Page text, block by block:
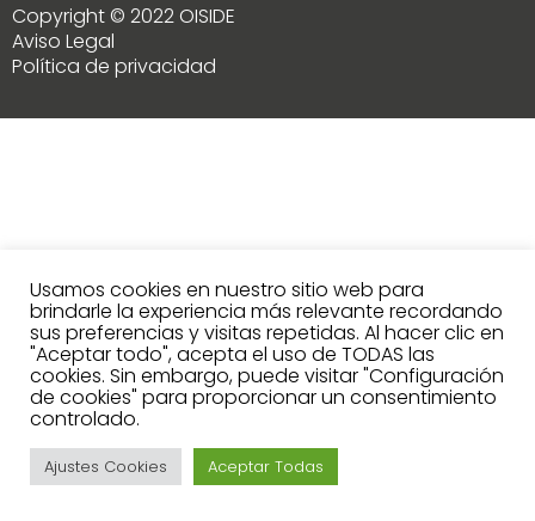
Copyright © 2022 OISIDE
Aviso Legal
Política de privacidad
Usamos cookies en nuestro sitio web para
brindarle la experiencia más relevante recordando
sus preferencias y visitas repetidas. Al hacer clic en
"Aceptar todo", acepta el uso de TODAS las
cookies. Sin embargo, puede visitar "Configuración
de cookies" para proporcionar un consentimiento
controlado.
Ajustes Cookies Aceptar Todas